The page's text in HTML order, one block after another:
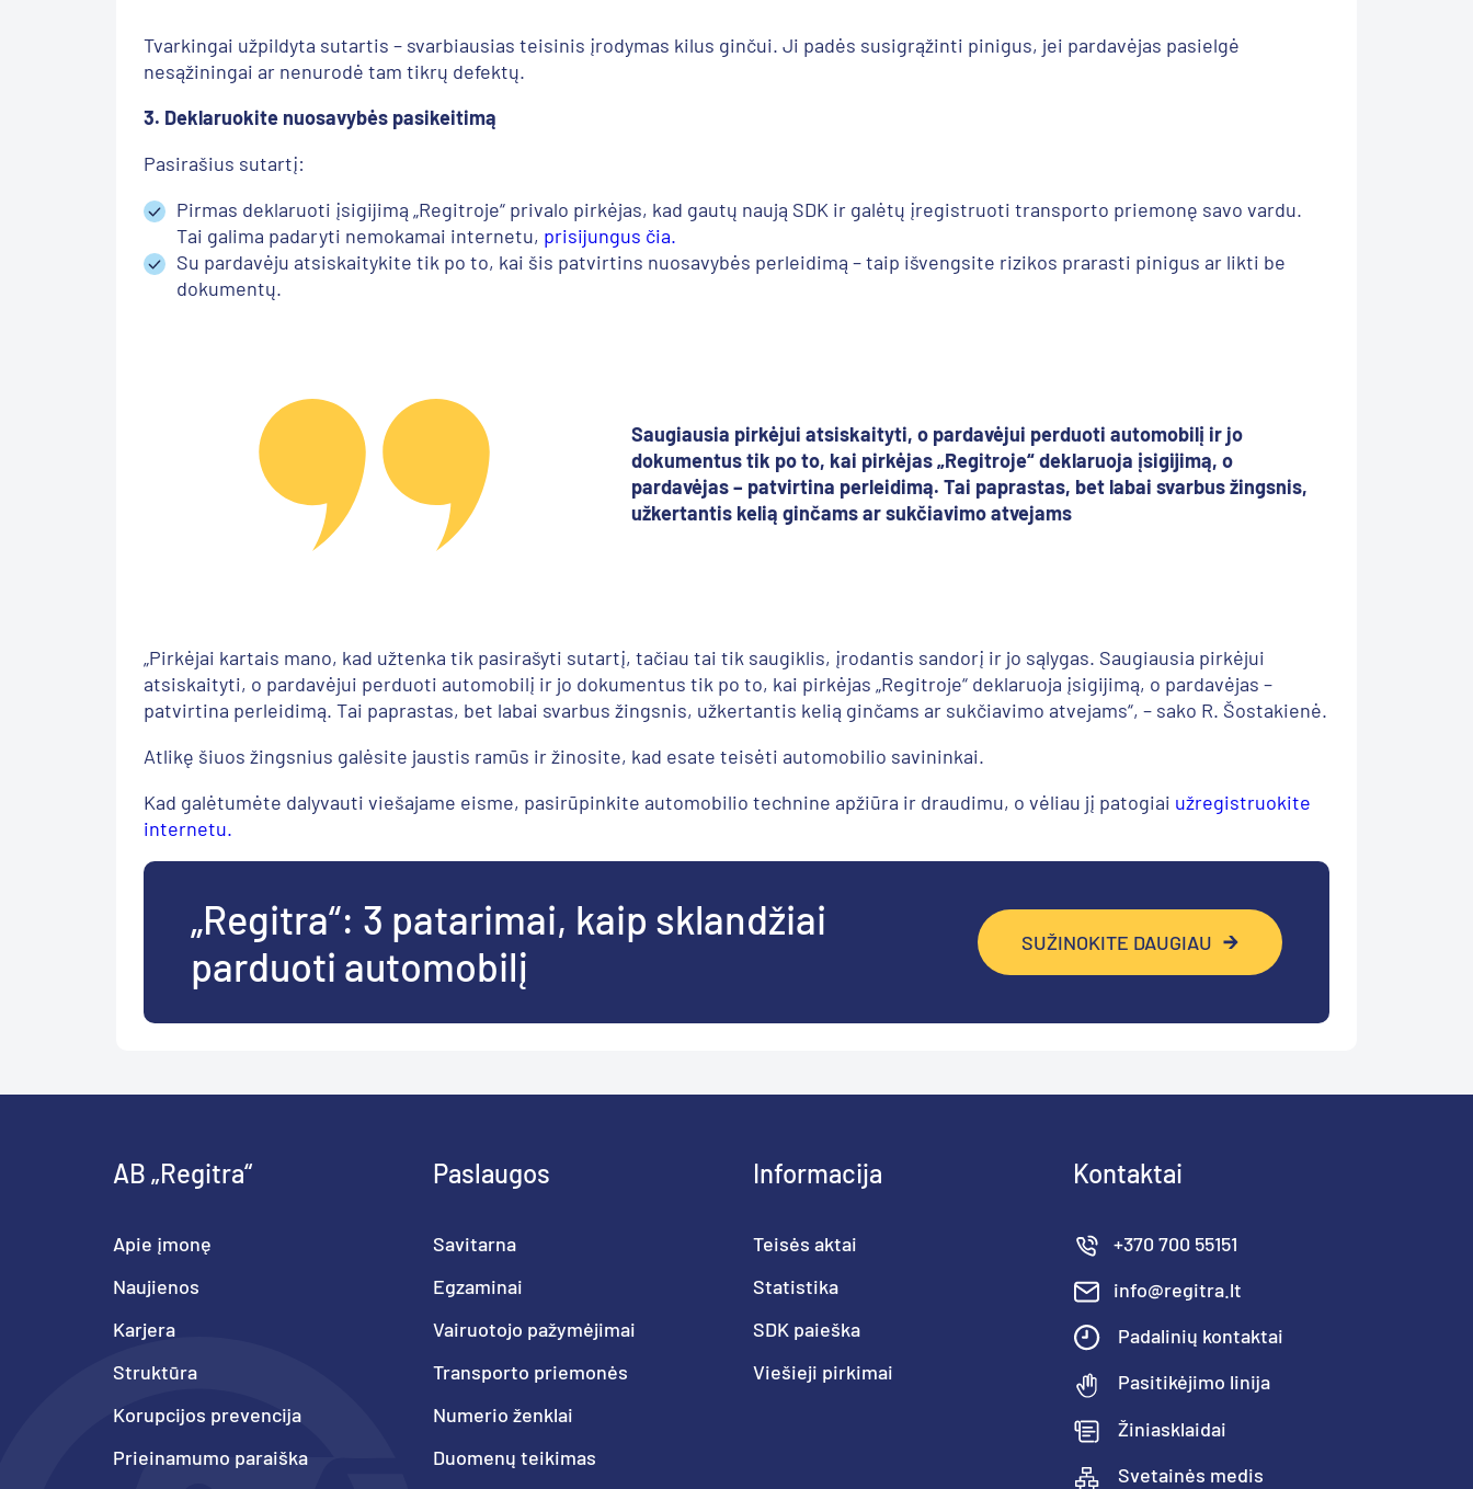
Tvarkingai užpildyta sutartis – svarbiausias teisinis įrodymas kilus ginčui. Ji padės susigrąžinti pinigus, jei pardavėjas pasielgė
nesąžiningai ar nenurodė tam tikrų defektų.
3. Deklaruokite nuosavybės pasikeitimą
Pasirašius sutartį:
Pirmas deklaruoti įsigijimą „Regitroje“ privalo pirkėjas, kad gautų naują SDK ir galėtų įregistruoti transporto priemonę savo vardu.
Tai galima padaryti nemokamai internetu, prisijungus čia.
Su pardavėju atsiskaitykite tik po to, kai šis patvirtins nuosavybės perleidimą – taip išvengsite rizikos prarasti pinigus ar likti be
dokumentų.
Saugiausia pirkėjui atsiskaityti, o pardavėjui perduoti automobilį ir jo
dokumentus tik po to, kai pirkėjas „Regitroje“ deklaruoja įsigijimą, o
pardavėjas – patvirtina perleidimą. Tai paprastas, bet labai svarbus žingsnis,
užkertantis kelią ginčams ar sukčiavimo atvejams
„Pirkėjai kartais mano, kad užtenka tik pasirašyti sutartį, tačiau tai tik saugiklis, įrodantis sandorį ir jo sąlygas. Saugiausia pirkėjui
atsiskaityti, o pardavėjui perduoti automobilį ir jo dokumentus tik po to, kai pirkėjas „Regitroje“ deklaruoja įsigijimą, o pardavėjas –
patvirtina perleidimą. Tai paprastas, bet labai svarbus žingsnis, užkertantis kelią ginčams ar sukčiavimo atvejams“, – sako R. Šostakienė.
Atlikę šiuos žingsnius galėsite jaustis ramūs ir žinosite, kad esate teisėti automobilio savininkai.
Kad galėtumėte dalyvauti viešajame eisme, pasirūpinkite automobilio technine apžiūra ir draudimu, o vėliau jį patogiai užregistruokite
internetu.
„Regitra“: 3 patarimai, kaip sklandžiai
parduoti automobilį
SUŽINOKITE DAUGIAU
AB „Regitra“
Apie įmonę
Naujienos
Karjera
Struktūra
Korupcijos prevencija
Prieinamumo paraiška
Paslaugos
Savitarna
Egzaminai
Vairuotojo pažymėjimai
Transporto priemonės
Numerio ženklai
Duomenų teikimas
Informacija
Teisės aktai
Statistika
SDK paieška
Viešieji pirkimai
Kontaktai
+370 700 55151
info@regitra.lt
Padalinių kontaktai
Pasitikėjimo linija
Žiniasklaidai
Svetainės medis